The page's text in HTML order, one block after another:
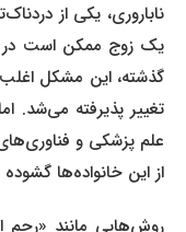
ناباروری، یکی از
یک زوج ممکن است در
گذشته، این مشکل اغلب
تغییر پذیرفته می‌شد.
علم پزشکی و فناوری‌های
از این خانواده‌ها گشوده